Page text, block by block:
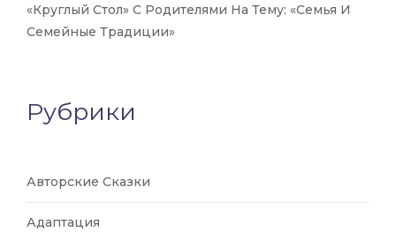
«Круглый Стол» С Родителями На Тему: «Семья И
Семейные Традиции»
Рубрики
Авторские Сказки
Адаптация